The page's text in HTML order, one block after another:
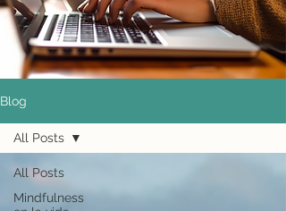
Blog
All Posts
Mindfulness
All Posts